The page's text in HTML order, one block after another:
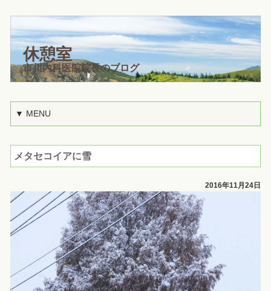
休憩室
市川内科医院院長のブログ
▼ MENU
メタセコイアに雪
2016年11月24日